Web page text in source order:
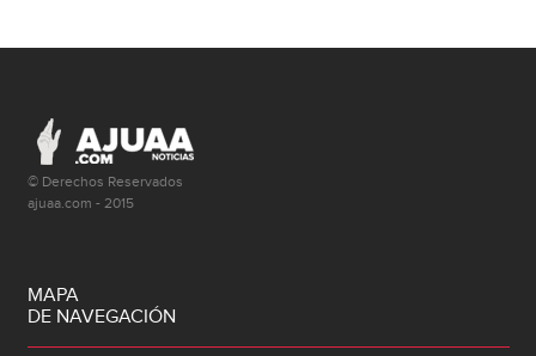
© Derechos Reservados
ajuaa.com - 2015
MAPA
DE NAVEGACIÓN